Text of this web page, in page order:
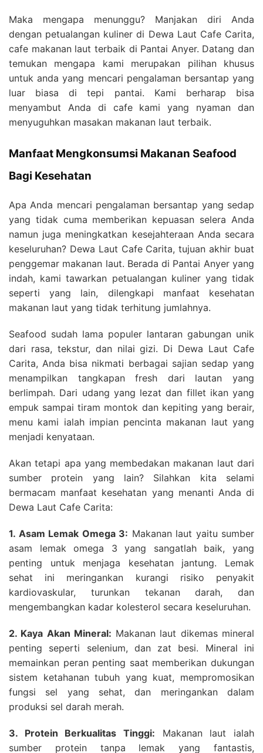
Maka mengapa menunggu? Manjakan diri Anda
dengan petualangan kuliner di Dewa Laut Cafe Carita,
cafe makanan laut terbaik di Pantai Anyer. Datang dan
temukan mengapa kami merupakan pilihan khusus
untuk anda yang mencari pengalaman bersantap yang
luar biasa di tepi pantai. Kami berharap bisa
menyambut Anda di cafe kami yang nyaman dan
menyuguhkan masakan makanan laut terbaik.
Manfaat Mengkonsumsi Makanan Seafood
Bagi Kesehatan
Apa Anda mencari pengalaman bersantap yang sedap
yang tidak cuma memberikan kepuasan selera Anda
namun juga meningkatkan kesejahteraan Anda secara
keseluruhan? Dewa Laut Cafe Carita, tujuan akhir buat
penggemar makanan laut. Berada di Pantai Anyer yang
indah, kami tawarkan petualangan kuliner yang tidak
seperti yang lain, dilengkapi manfaat kesehatan
makanan laut yang tidak terhitung jumlahnya.
Seafood sudah lama populer lantaran gabungan unik
dari rasa, tekstur, dan nilai gizi. Di Dewa Laut Cafe
Carita, Anda bisa nikmati berbagai sajian sedap yang
menampilkan tangkapan fresh dari lautan yang
berlimpah. Dari udang yang lezat dan fillet ikan yang
empuk sampai tiram montok dan kepiting yang berair,
menu kami ialah impian pencinta makanan laut yang
menjadi kenyataan.
Akan tetapi apa yang membedakan makanan laut dari
sumber protein yang lain? Silahkan kita selami
bermacam manfaat kesehatan yang menanti Anda di
Dewa Laut Cafe Carita:
1. Asam Lemak Omega 3: Makanan laut yaitu sumber
asam lemak omega 3 yang sangatlah baik, yang
penting untuk menjaga kesehatan jantung. Lemak
sehat ini meringankan kurangi risiko penyakit
kardiovaskular, turunkan tekanan darah, dan
mengembangkan kadar kolesterol secara keseluruhan.
2. Kaya Akan Mineral: Makanan laut dikemas mineral
penting seperti selenium, dan zat besi. Mineral ini
memainkan peran penting saat memberikan dukungan
sistem ketahanan tubuh yang kuat, mempromosikan
fungsi sel yang sehat, dan meringankan dalam
produksi sel darah merah.
3. Protein Berkualitas Tinggi: Makanan laut ialah
sumber protein tanpa lemak yang fantastis,